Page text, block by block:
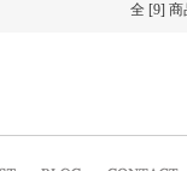
全 [9] 商